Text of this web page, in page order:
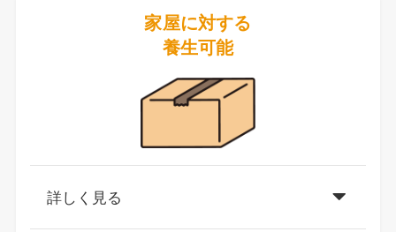
家屋に対する
養生可能
詳しく見る